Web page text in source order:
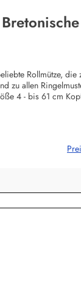
Rollmütze,
zu allen
4 - bis 61 cm